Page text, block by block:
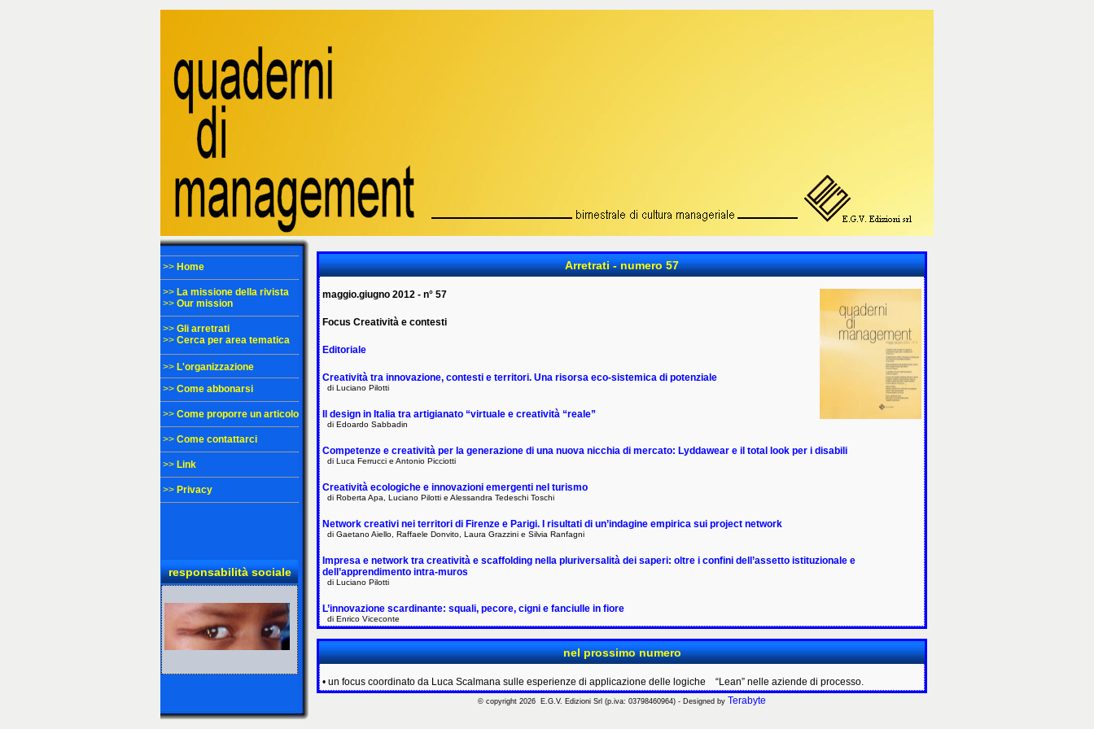
>> Home
>> La missione della rivista
>> Our mission
>> Gli arretrati
>> Cerca per area tematica
>> L'organizzazione
>> Come abbonarsi
>> Come proporre un articolo
>> Come contattarci
>> Link
>> Privacy
responsabilità sociale
Arretrati - numero 57
maggio.giugno 2012 - n° 57
Focus Creatività e contesti
Editoriale
Creatività tra innovazione, contesti e territori. Una risorsa eco-sistemica di potenziale
di Luciano Pilotti
Il design in Italia tra artigianato “virtuale e creatività “reale”
di Edoardo Sabbadin
Competenze e creatività per la generazione di una nuova nicchia di mercato: Lyddawear e il total look per i disabili
di Luca Ferrucci e Antonio Picciotti
Creatività ecologiche e innovazioni emergenti nel turismo
di Roberta Apa, Luciano Pilotti e Alessandra Tedeschi Toschi
Network creativi nei territori di Firenze e Parigi. I risultati di un’indagine empirica sui project network
di Gaetano Aiello, Raffaele Donvito, Laura Grazzini e Silvia Ranfagni
Impresa e network tra creatività e scaffolding nella pluriversalità dei saperi: oltre i confini dell’assetto istituzionale e
dell’apprendimento intra-muros
di Luciano Pilotti
L’innovazione scardinante: squali, pecore, cigni e fanciulle in fiore
di Enrico Viceconte
nel prossimo numero
• un focus coordinato da Luca Scalmana sulle esperienze di applicazione delle logiche “Lean” nelle aziende di processo.
© copyright 2026 E.G.V. Edizioni Srl (p.iva: 03798460964) - Designed by Terabyte